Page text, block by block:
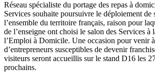
Réseau spécialiste du portage des repas à
Services souhaite poursuivre le déploiement de
l’ensemble du territoire français, raison pour
de l’enseigne ont choisi le salon des Services à
l’Emploi à Domicile. Une occasion pour venir
d’entrepreneurs susceptibles de devenir
visiteurs seront accueillis sur le stand D16 les
prochains.